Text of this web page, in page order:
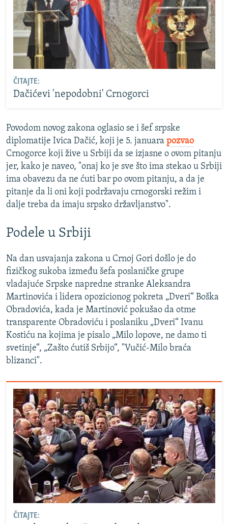
ČITAJTE:
Dačićevi 'nepodobni' Crnogorci
Povodom novog zakona oglasio se i šef srpske
diplomatije Ivica Dačić, koji je 5. januara pozvao
Crnogorce koji žive u Srbiji da se izjasne o ovom pitanju
jer, kako je naveo, "onaj ko je sve što ima stekao u Srbiji
ima obavezu da ne ćuti bar po ovom pitanju, a da je
pitanje da li oni koji podržavaju crnogorski režim i
dalje treba da imaju srpsko državljanstvo".
Podele u Srbiji
Na dan usvajanja zakona u Crnoj Gori došlo je do
fizičkog sukoba između šefa poslaničke grupe
vladajuće Srpske napredne stranke Aleksandra
Martinovića i lidera opozicionog pokreta „Dveri“ Boška
Obradovića, kada je Martinović pokušao da otme
transparente Obradoviću i poslaniku „Dveri“ Ivanu
Kostiću na kojima je pisalo „Milo lopove, ne damo ti
svetinje“, „Zašto ćutiš Srbijo“, "Vučić-Milo braća
blizanci".
ČITAJTE: